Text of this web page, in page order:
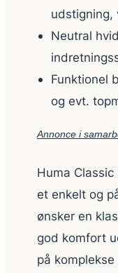
udstigning,
Neutral
Funktionel
og evt.
Annonce i
Huma
et enkelt og
ønsker en
god komfort
på